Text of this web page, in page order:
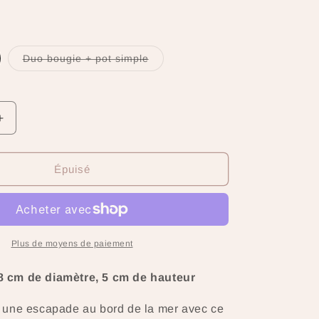
Duo bougie + pot simpleVariante
Augmenter
Rayé
d’Été&quot;
Fait
Épuisé
Plus de moyens de paiement
cm de diamètre, 5 cm de hauteur
escapade au bord de la mer avec ce